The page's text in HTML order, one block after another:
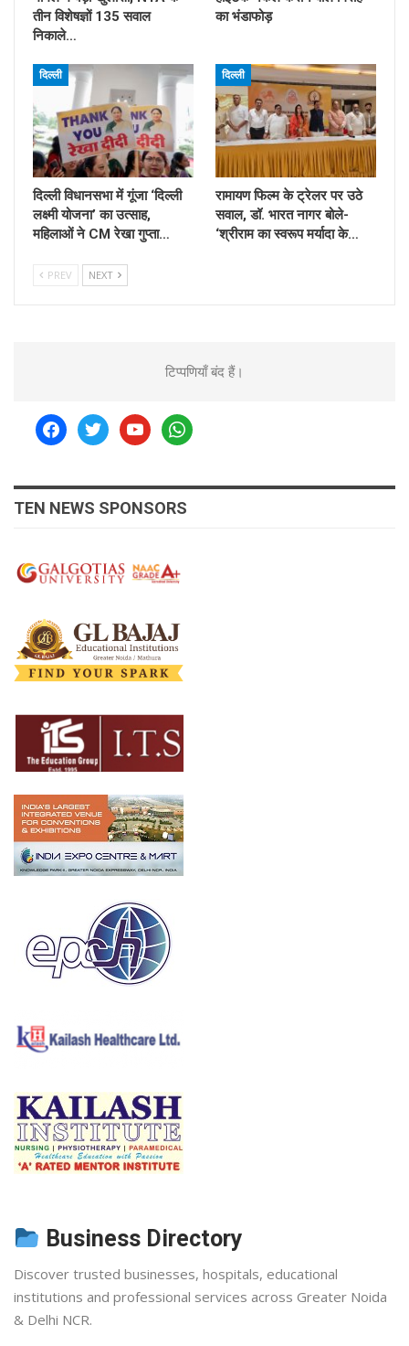
तीन विशेषज्ञों 135 सवाल
निकाले…
का भंडाफोड़
दिल्ली
दिल्ली विधानसभा में गूंजा ‘दिल्ली
लक्ष्मी योजना’ का उत्साह,
महिलाओं ने CM रेखा गुप्ता…
दिल्ली
रामायण फिल्म के ट्रेलर पर उठे
सवाल, डॉ. भारत नागर बोले-
‘श्रीराम का स्वरूप मर्यादा के…
PREV NEXT
टिप्पणियाँ बंद हैं।
facebooktwitteryoutubewhatsapp
TEN NEWS SPONSORS
Business Directory
Discover trusted businesses, hospitals, educational
institutions and professional services across Greater Noida
& Delhi NCR.